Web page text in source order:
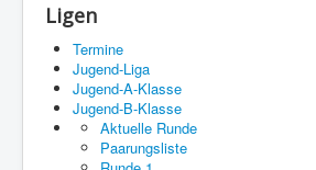
Impressum
Ligen
Termine
Jugend-Liga
Jugend-A-Klasse
Jugend-B-Klasse
Aktuelle Runde
Paarungsliste